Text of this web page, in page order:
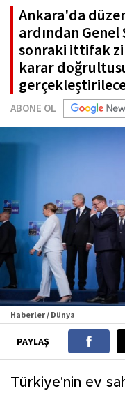
Ankara'da
ardından
sonraki ittifak
karar
ABONE OL
Haberler / Dünya
PAYLAŞ
Türkiye'nin ev